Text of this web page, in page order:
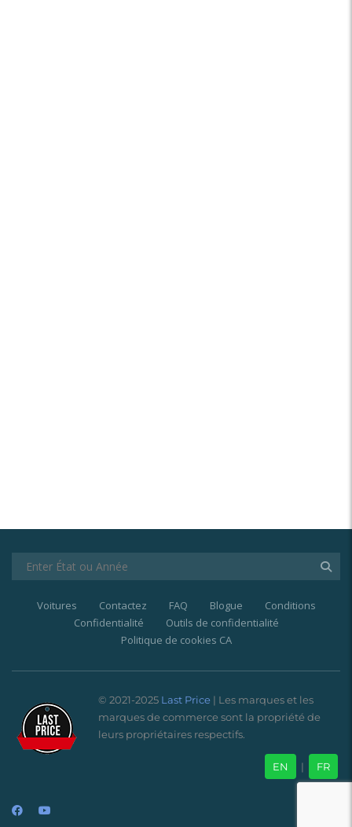
Voitures Contactez FAQ Blogue
Conditions
Confidentialité
Outils de confidentialité
Politique de cookies CA
© 2021-2025 Last Price | Les marques et les
marques de commerce sont la propriété de
leurs propriétaires respectifs.
EN | FR